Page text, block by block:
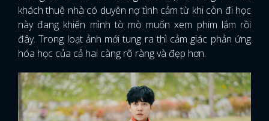
khách thuê nhà có duyên nợ tình cảm từ khi còn đi học
này đang khiến mình tò mò muốn xem phim lắm rồi
đây. Trong loạt ảnh mới tung ra thì cảm giác phản ứng
hóa học của cả hai càng rõ ràng và đẹp hơn.